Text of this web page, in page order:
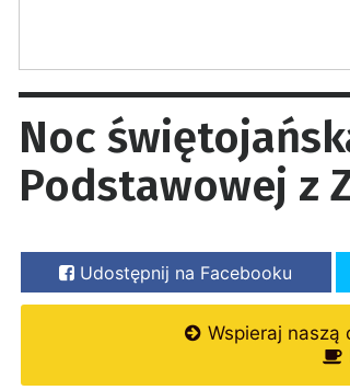
Noc
Podstawowej z
Udostępnij na Facebooku
Wspieraj naszą